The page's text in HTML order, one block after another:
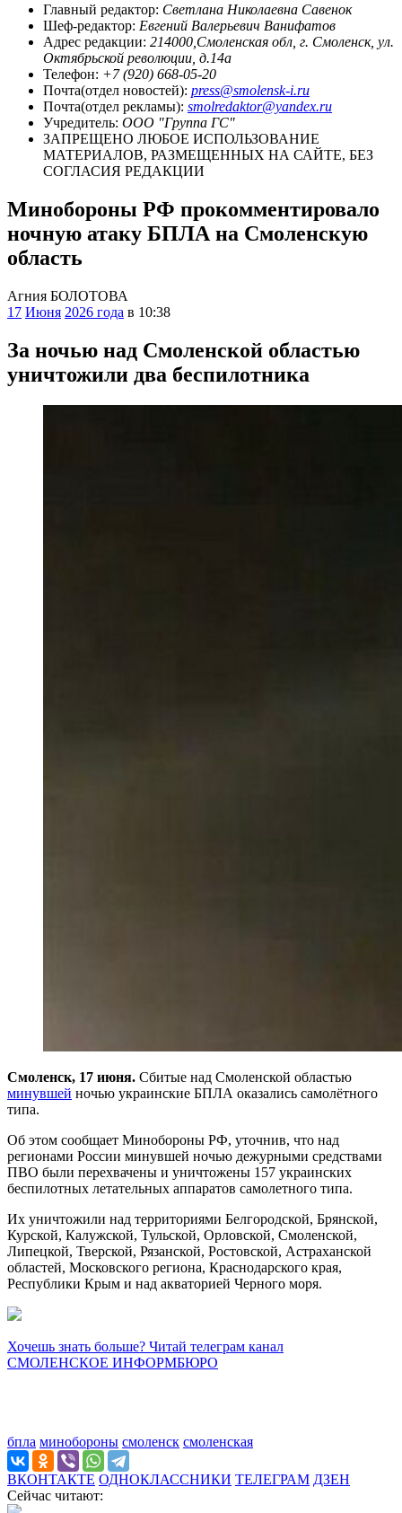
Главный редактор: Светлана Николаевна Савенок
Шеф-редактор: Евгений Валерьевич Ванифатов
Адрес редакции: 214000,Смоленская обл, г. Смоленск, ул.
Октябрьской революции, д.14а
Телефон: +7 (920) 668-05-20
Почта(отдел новостей): press@smolensk-i.ru
Почта(отдел рекламы): smolredaktor@yandex.ru
Учредитель: ООО "Группа ГС"
ЗАПРЕЩЕНО ЛЮБОЕ ИСПОЛЬЗОВАНИЕ
МАТЕРИАЛОВ, РАЗМЕЩЕННЫХ НА САЙТЕ, БЕЗ
СОГЛАСИЯ РЕДАКЦИИ
Минобороны РФ прокомментировало
ночную атаку БПЛА на Смоленскую
область
Агния БОЛОТОВА
17 Июня 2026 года в 10:38
За ночью над Смоленской областью
уничтожили два беспилотника
Смоленск, 17 июня. Сбитые над Смоленской областью
минувшей ночью украинские БПЛА оказались самолётного
типа.
Об этом сообщает Минобороны РФ, уточнив, что над
регионами России минувшей ночью дежурными средствами
ПВО были перехвачены и уничтожены 157 украинских
беспилотных летательных аппаратов самолетного типа.
Их уничтожили над территориями Белгородской, Брянской,
Курской, Калужской, Тульской, Орловской, Смоленской,
Липецкой, Тверской, Рязанской, Ростовской, Астраханской
областей, Московского региона, Краснодарского края,
Республики Крым и над акваторией Черного моря.
Хочешь знать больше? Читай телеграм канал
СМОЛЕНСКОЕ ИНФОРМБЮРО
бпла минобороны смоленск смоленская
ВКОНТАКТЕ ОДНОКЛАССНИКИ ТЕЛЕГРАМ ДЗЕН
Сейчас читают: